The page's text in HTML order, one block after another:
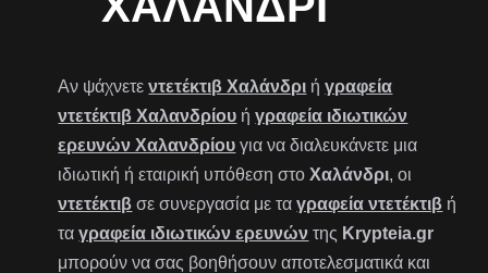
Αν ψάχνετεντετέκτιβ Χαλάνδρι ήγραφεία
ντετέκτιβ Χαλανδρίου ήγραφεία ιδιωτικών
ερευνών Χαλανδρίου για να διαλευκάνετε μια
ιδιωτική ή εταιρική υπόθεση στοΧαλάνδρι, οι
ντετέκτιβ σε συνεργασία με ταγραφεία ντετέκτιβ ή
ταγραφεία ιδιωτικών ερευνών της Krypteia.gr
μπορούν να σας βοηθήσουν αποτελεσματικά και